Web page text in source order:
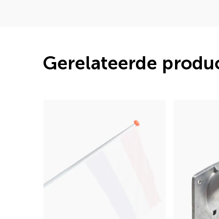
Gerelateerde